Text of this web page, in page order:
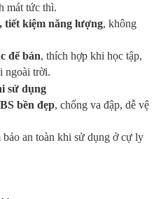
mát tức thì.
tiết kiệm năng lượng, không
để bàn, thích hợp khi học tập,
ngoài trời.
sử dụng
bền đẹp, chống va đập, dễ vệ
an toàn khi sử dụng ở cự ly